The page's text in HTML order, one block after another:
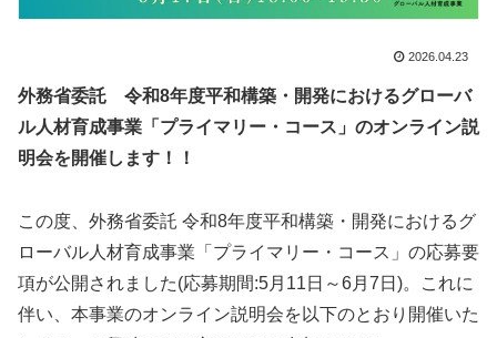
2026.04.23
外務省委託 令和8年度平和構築・開発におけるグローバ
ル人材育成事業「プライマリー・コース」のオンライン説
明会を開催します！！
この度、外務省委託 令和8年度平和構築・開発におけるグ
ローバル人材育成事業「プライマリー・コース」の応募要
項が公開されました(応募期間:5月11日～6月7日)。これに
伴い、本事業のオンライン説明会を以下のとおり開催いた